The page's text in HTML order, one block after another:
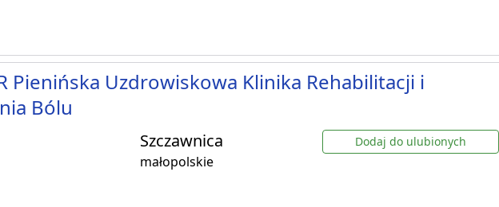
Pienińska Uzdrowiskowa Klinika Rehabilitacji i
Bólu
Szczawnica
małopolskie
Dodaj do ulubionych